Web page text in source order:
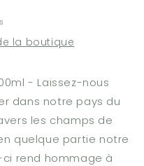
la boutique
- Laissez-nous
dans notre pays du
les champs de
quelque partie notre
rend hommage à